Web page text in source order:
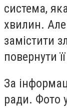
система,
хвилин.
замістити
повернути
За
ради. Фото